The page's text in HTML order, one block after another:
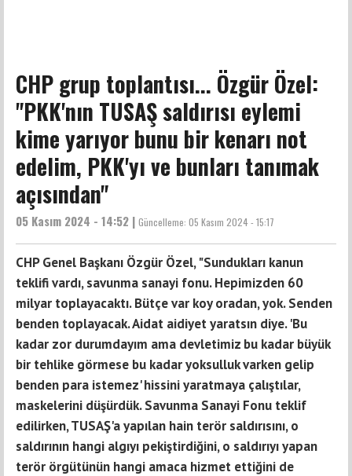
CHP grup toplantısı... Özgür Özel:
"PKK'nın TUSAŞ saldırısı eylemi
kime yarıyor bunu bir kenarı not
edelim, PKK'yı ve bunları tanımak
açısından"
05 Kasım 2024 - 14:52 | Güncelleme: 05 Kasım 2024 - 15:17
CHP Genel Başkanı Özgür Özel, "Sundukları kanun
teklifi vardı, savunma sanayi fonu. Hepimizden 60
milyar toplayacaktı. Bütçe var koy oradan, yok. Senden
benden toplayacak. Aidat aidiyet yaratsın diye. 'Bu
kadar zor durumdayım ama devletimiz bu kadar büyük
bir tehlike görmese bu kadar yoksulluk varken gelip
benden para istemez' hissini yaratmaya çalıştılar,
maskelerini düşürdük. Savunma Sanayi Fonu teklif
edilirken, TUSAŞ'a yapılan hain terör saldırısını, o
saldırının hangi algıyı pekiştirdiğini, o saldırıyı yapan
terör örgütünün hangi amaca hizmet ettiğini de